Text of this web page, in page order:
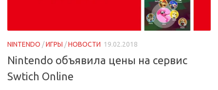
NINTENDO /ИГРЫ /НОВОСТИ 19.02.2018
Nintendo объявила цены на сервис
Swtich Online